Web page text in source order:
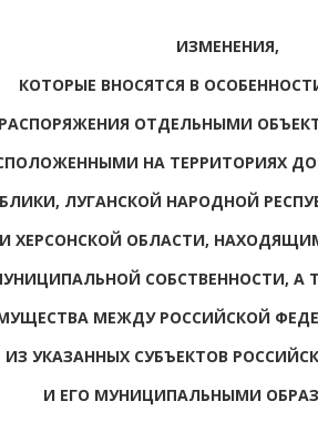
ИЗМЕНЕНИЯ,
КОТОРЫЕ ВНОСЯТСЯ В
ОТДЕЛЬНЫМИ
НА ТЕРРИТОРИЯХ
ЛУГАНСКОЙ НАРОДНОЙ
ХЕРСОНСКОЙ ОБЛАСТИ,
СОБСТВЕННОСТИ, А
МЕЖДУ РОССИЙСКОЙ
ИЗ УКАЗАННЫХ СУБЪЕКТОВ
И ЕГО МУНИЦИПАЛЬНЫМИ